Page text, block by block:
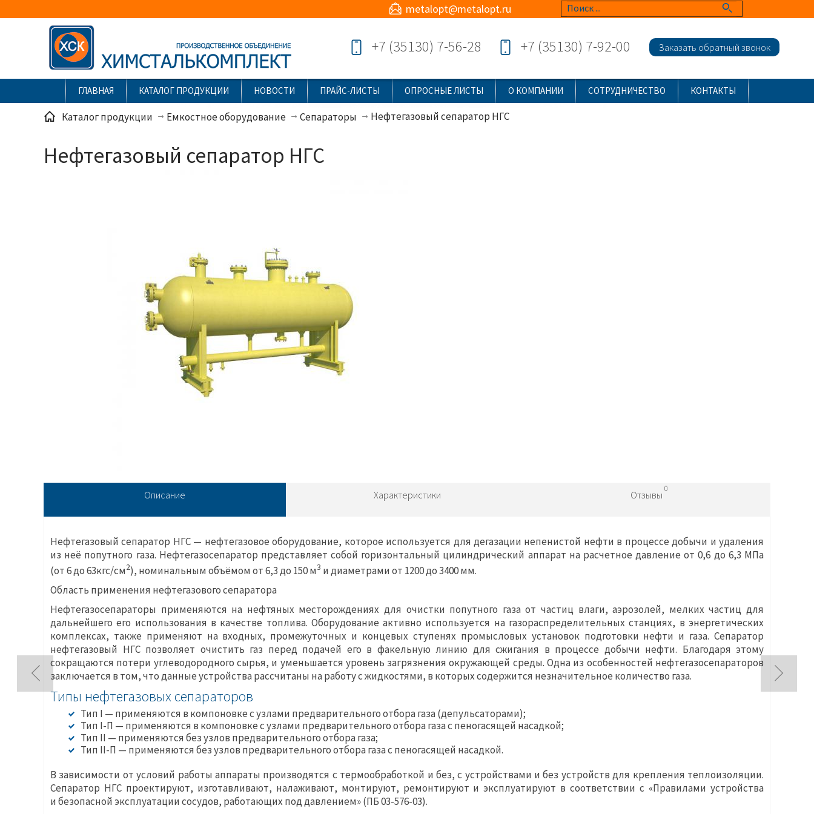
metalopt@metalopt.ru
+7 (35130) 7-56-28 +7 (35130) 7-92-00 Заказать обратный звонок
ГЛАВНАЯ КАТАЛОГ ПРОДУКЦИИ НОВОСТИ ПРАЙС-ЛИСТЫ ОПРОСНЫЕ ЛИСТЫ О КОМПАНИИ СОТРУДНИЧЕСТВО КОНТАКТЫ
Каталог продукции Емкостное оборудование Сепараторы Нефтегазовый сепаратор НГС
Нефтегазовый сепаратор НГС
Описание Характеристики Отзывы
0
Нефтегазовый сепаратор НГС — нефтегазовое оборудование, которое используется для дегазации непенистой нефти в процессе добычи и удаления
из неё попутного газа. Нефтегазосепаратор представляет собой горизонтальный цилиндрический аппарат на расчетное давление от 0,6 до 6,3 МПа
(от 6 до 63кгс/см2), номинальным объёмом от 6,3 до 150 м3 и диаметрами от 1200 до 3400 мм.
Область применения нефтегазового сепаратора
Нефтегазосепараторы применяются на нефтяных месторождениях для очистки попутного газа от частиц влаги, аэрозолей, мелких частиц для
дальнейшего его использования в качестве топлива. Оборудование активно используется на газораспределительных станциях, в энергетических
комплексах, также применяют на входных, промежуточных и концевых ступенях промысловых установок подготовки нефти и газа. Сепаратор
нефтегазовый НГС позволяет очистить газ перед подачей его в факельную линию для сжигания в процессе добычи нефти. Благодаря этому
сокращаются потери углеводородного сырья, и уменьшается уровень загрязнения окружающей среды. Одна из особенностей нефтегазосепараторов
заключается в том, что данные устройства рассчитаны на работу с жидкостями, в которых содержится незначительное количество газа.
Типы нефтегазовых сепараторов
Тип I — применяются в компоновке с узлами предварительного отбора газа (депульсаторами);
Тип I-П — применяются в компоновке с узлами предварительного отбора газа с пеногасящей насадкой;
Тип II — применяются без узлов предварительного отбора газа;
Тип II-П — применяются без узлов предварительного отбора газа с пеногасящей насадкой.
В зависимости от условий работы аппараты производятся с термообработкой и без, с устройствами и без устройств для крепления теплоизоляции.
Сепаратор НГС проектируют, изготавливают, налаживают, монтируют, ремонтируют и эксплуатируют в соответствии с «Правилами устройства
и безопасной эксплуатации сосудов, работающих под давлением» (ПБ 03-576-03).